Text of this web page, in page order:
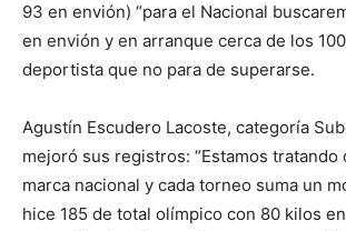
93 en envión) “para el Nacional
en envión y en arranque cerca de los
deportista que no para de superarse.
Agustín Escudero Lacoste, categoría
mejoró sus registros: “Estamos tratando
marca nacional y cada torneo suma un
hice 185 de total olímpico con 80 kilos